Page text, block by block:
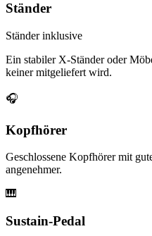
Ständer
Ständer inklusive
Ein stabiler X-Ständer oder
keiner mitgeliefert wird.
🎧
Kopfhörer
Geschlossene Kopfhörer mit
angenehmer.
🎹
Sustain-Pedal